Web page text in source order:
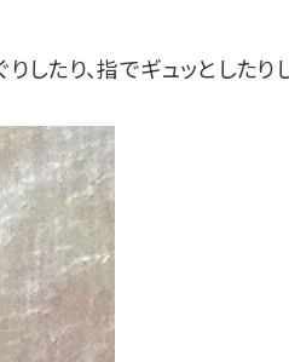
したり、指でギュッとしたり